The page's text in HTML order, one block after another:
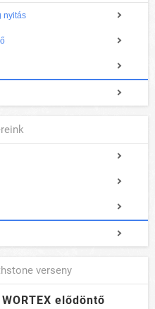
nyitás
verseny
elődöntő